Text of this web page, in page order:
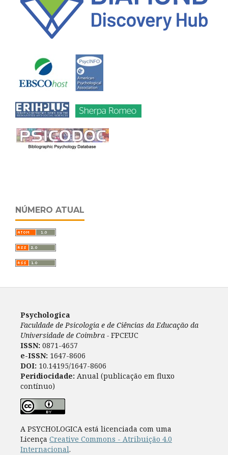
NÚMERO ATUAL
Psychologica
Faculdade de Psicologia e de Ciências da Educação da
Universidade de Coimbra - FPCEUC
ISSN: 0871-4657
e-ISSN: 1647-8606
DOI: 10.14195/1647-8606
Peridiocidade: Anual (publicação em fluxo
contínuo)
A PSYCHOLOGICA está licenciada com uma
Licença Creative Commons - Atribuição 4.0
Internacional.